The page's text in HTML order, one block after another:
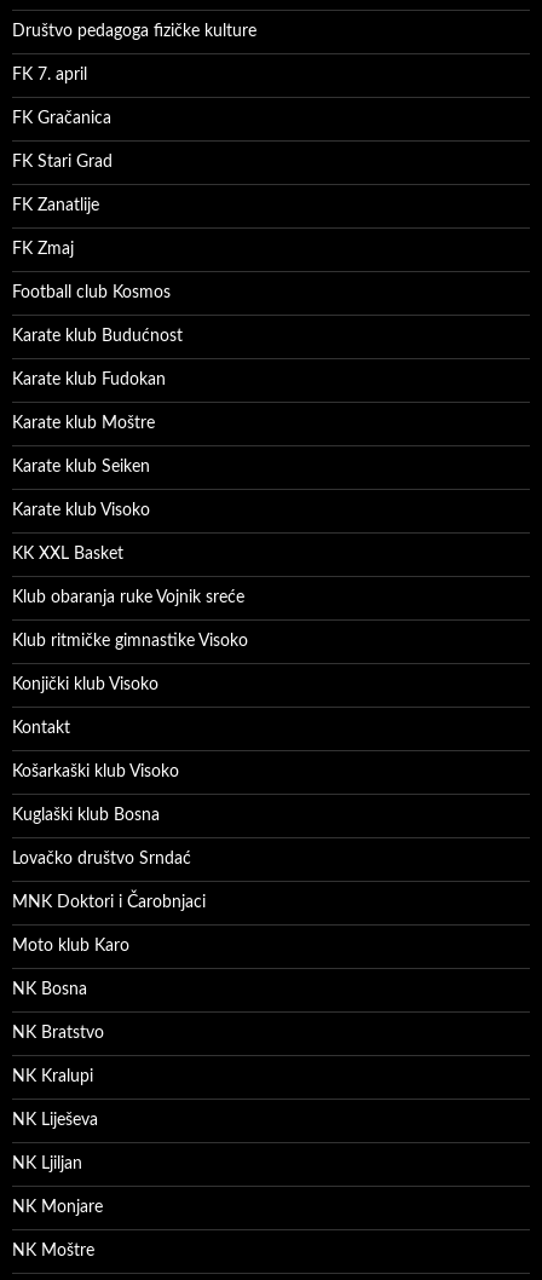
Društvo pedagoga fizičke kulture
FK 7. april
FK Gračanica
FK Stari Grad
FK Zanatlije
FK Zmaj
Football club Kosmos
Karate klub Budućnost
Karate klub Fudokan
Karate klub Moštre
Karate klub Seiken
Karate klub Visoko
KK XXL Basket
Klub obaranja ruke Vojnik sreće
Klub ritmičke gimnastike Visoko
Konjički klub Visoko
Kontakt
Košarkaški klub Visoko
Kuglaški klub Bosna
Lovačko društvo Srndać
MNK Doktori i Čarobnjaci
Moto klub Karo
NK Bosna
NK Bratstvo
NK Kralupi
NK Liješeva
NK Ljiljan
NK Monjare
NK Moštre